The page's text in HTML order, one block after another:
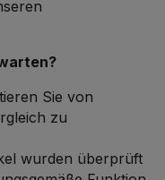
Sie von
zu
wurden überprüft